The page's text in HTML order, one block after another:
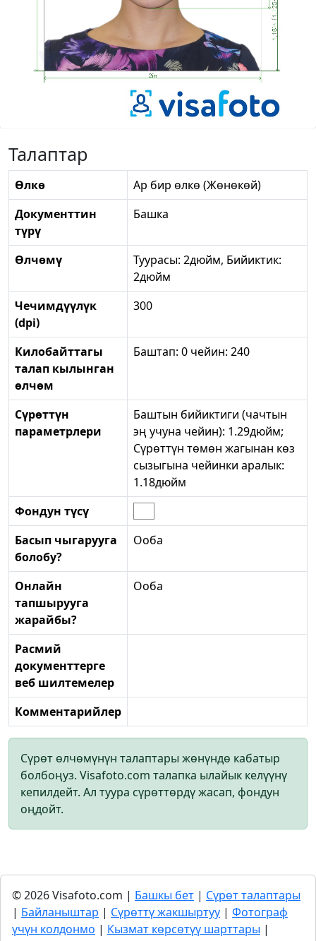
Талаптар
Өлкө
Ар бир өлкө (Жөнөкөй)
Документтин
түрү
Башка
Өлчөмү
Туурасы: 2дюйм, Бийиктик:
2дюйм
Чечимдүүлүк
(dpi)
300
Килобайттагы
талап кылынган
өлчөм
Баштап: 0 чейин: 240
Сүрөттүн
параметрлери
Баштын бийиктиги (чачтын
эң учуна чейин): 1.29дюйм;
Сүрөттүн төмөн жагынан көз
сызыгына чейинки аралык:
1.18дюйм
Фондун түсү
Басып чыгарууга
болобу?
Ооба
Онлайн
тапшырууга
жарайбы?
Ооба
Расмий
документтерге
веб шилтемелер
Комментарийлер
Сүрөт өлчөмүнүн талаптары жөнүндө кабатыр
болбоңуз. Visafoto.com талапка ылайык келүүнү
кепилдейт. Ал туура сүрөттөрдү жасап, фондун
оңдойт.
© 2026 Visafoto.com | Башкы бет | Сүрөт талаптары
| Байланыштар | Сүрөттү жакшыртуу | Фотограф
үчүн колдонмо | Кызмат көрсөтүү шарттары |